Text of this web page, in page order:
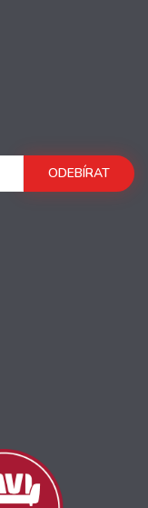
ODEBÍRAT